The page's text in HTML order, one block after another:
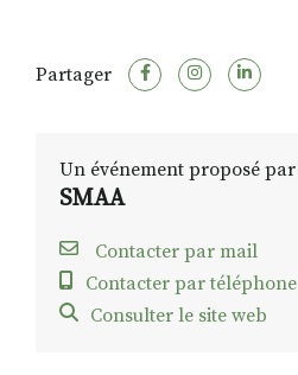
Partager
Un événement proposé par
SMAA
Contacter par mail
Contacter par téléphone
Consulter le site web